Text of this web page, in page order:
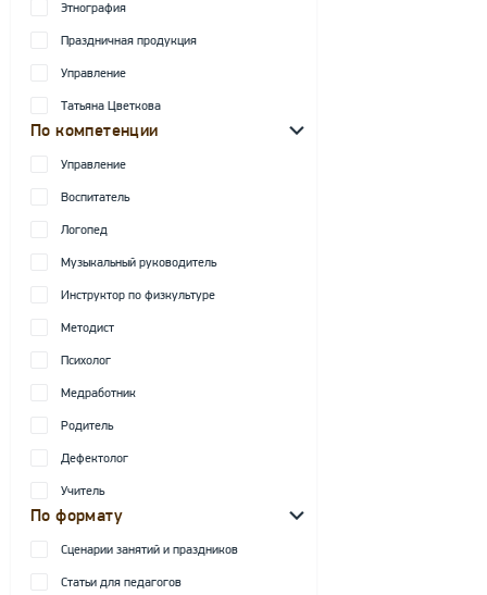
Этнография
Праздничная продукция
Управление
Татьяна Цветкова
По компетенции
Управление
Воспитатель
Логопед
Музыкальный руководитель
Инструктор по физкультуре
Методист
Психолог
Медработник
Родитель
Дефектолог
Учитель
По формату
Сценарии занятий и праздников
Статьи для педагогов